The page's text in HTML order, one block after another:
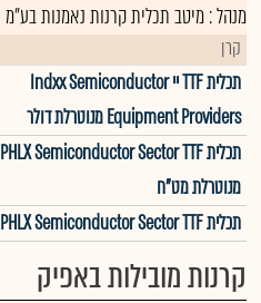
מנהל : מיטב תכלית קרנות נאמנות בע"מ
קרן
תכלית TTF יי Indxx Semiconductor
Equipment Providers מנוטרלת דולר
תכלית PHLX Semiconductor Sector TTF
מנוטרלת מט"ח
תכלית PHLX Semiconductor Sector TTF
קרנות מובילות באפיק